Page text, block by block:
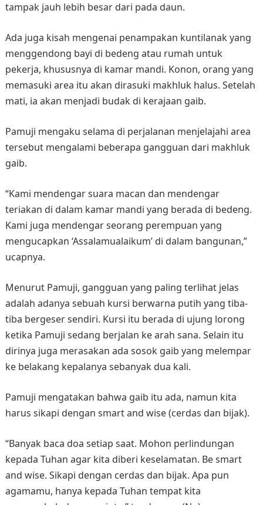
tampak jauh lebih besar dari pada daun.
Ada juga kisah mengenai penampakan kuntilanak yang
menggendong bayi di bedeng atau rumah untuk
pekerja, khususnya di kamar mandi. Konon, orang yang
memasuki area itu akan dirasuki makhluk halus. Setelah
mati, ia akan menjadi budak di kerajaan gaib.
Pamuji mengaku selama di perjalanan menjelajahi area
tersebut mengalami beberapa gangguan dari makhluk
gaib.
“Kami mendengar suara macan dan mendengar
teriakan di dalam kamar mandi yang berada di bedeng.
Kami juga mendengar seorang perempuan yang
mengucapkan ‘Assalamualaikum’ di dalam bangunan,”
ucapnya.
Menurut Pamuji, gangguan yang paling terlihat jelas
adalah adanya sebuah kursi berwarna putih yang tiba-
tiba bergeser sendiri. Kursi itu berada di ujung lorong
ketika Pamuji sedang berjalan ke arah sana. Selain itu
dirinya juga merasakan ada sosok gaib yang melempar
ke belakang kepalanya sebanyak dua kali.
Pamuji mengatakan bahwa gaib itu ada, namun kita
harus sikapi dengan smart and wise (cerdas dan bijak).
“Banyak baca doa setiap saat. Mohon perlindungan
kepada Tuhan agar kita diberi keselamatan. Be smart
and wise. Sikapi dengan cerdas dan bijak. Apa pun
agamamu, hanya kepada Tuhan tempat kita